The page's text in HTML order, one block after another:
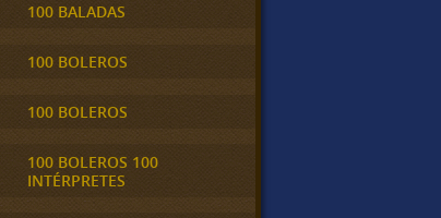
100 BALADAS
100 BOLEROS
100 BOLEROS
100 BOLEROS 100
INTÉRPRETES